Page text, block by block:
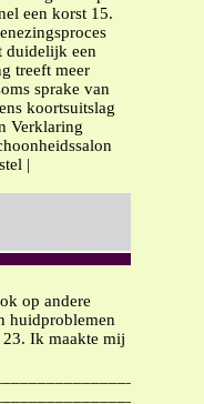
een korst 15.
duidelijk een
treeft meer
sprake van
koortsuitslag
Verklaring
|
op andere
huidproblemen
23. Ik maakte mij